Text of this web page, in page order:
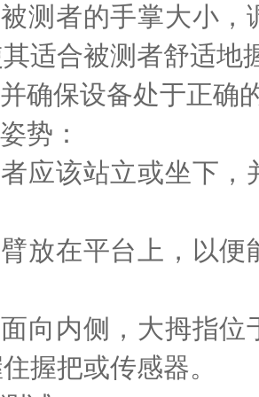
测者的手掌大小，
其适合被测者舒适
确保设备处于正确
势：
应该站立或坐下，
放在平台上，以便
向内侧，大拇指位
握把或传感器。